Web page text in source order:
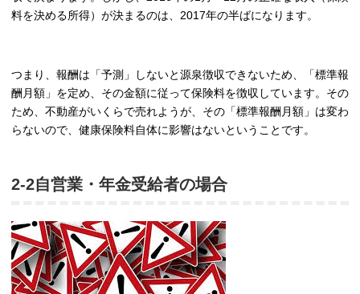
料を決める所得）が決まるのは、2017年の半ばになります。
つまり、報酬は「予測」しないと源泉徴収できないため、「標準報
酬月額」を定め、その金額に従って保険料を徴収しています。その
ため、不動産がいくらで売れようが、その「標準報酬月額」は変わ
らないので、健康保険料自体に影響はないということです。
2-2自営業・年金受給者の場合